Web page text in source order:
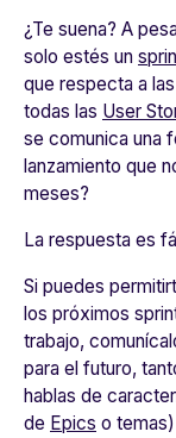
¿Te suena? A
solo estés un
que respecta a
todas las User
se comunica una
lanzamiento que
meses?
La respuesta es
Si puedes
los próximos
trabajo,
para el futuro,
hablas de
de Epics o